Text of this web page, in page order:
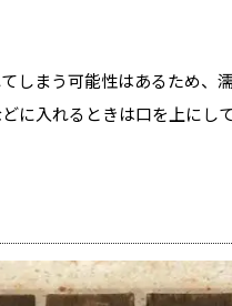
しまう可能性はあるため、
に入れるときは口を上にし